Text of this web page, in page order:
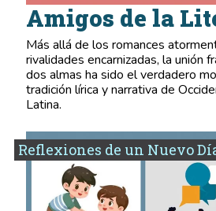
Amigos de la
Más allá de los romances
rivalidades encarnizadas, la unión
dos almas ha sido el verdadero
tradición lírica y narrativa de
Latina.
Reflexiones de un Nuevo